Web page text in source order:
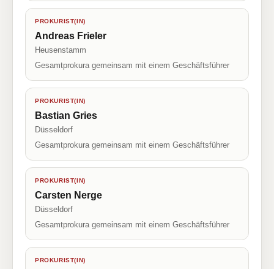
PROKURIST(IN)
Andreas Frieler
Heusenstamm
Gesamtprokura gemeinsam mit einem Geschäftsführer
PROKURIST(IN)
Bastian Gries
Düsseldorf
Gesamtprokura gemeinsam mit einem Geschäftsführer
PROKURIST(IN)
Carsten Nerge
Düsseldorf
Gesamtprokura gemeinsam mit einem Geschäftsführer
PROKURIST(IN)